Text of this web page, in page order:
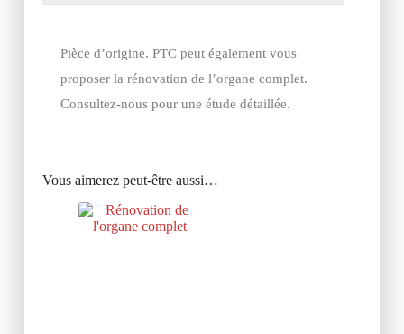
Pièce d’origine. PTC peut également vous
proposer la rénovation de l’organe complet.
Consultez-nous pour une étude détaillée.
Vous aimerez peut-être aussi…